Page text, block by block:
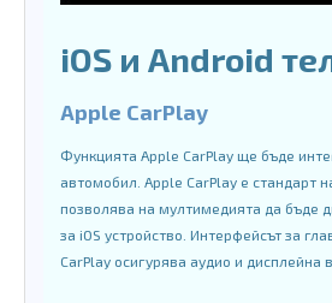
iOS и Android
Apple CarPlay
Функцията Apple CarPlay ще бъде
автомобил. Apple CarPlay е стандарт
позволява на мултимедията да бъде
за iOS устройство. Интерфейсът за
CarPlay осигурява аудио и дисплейна